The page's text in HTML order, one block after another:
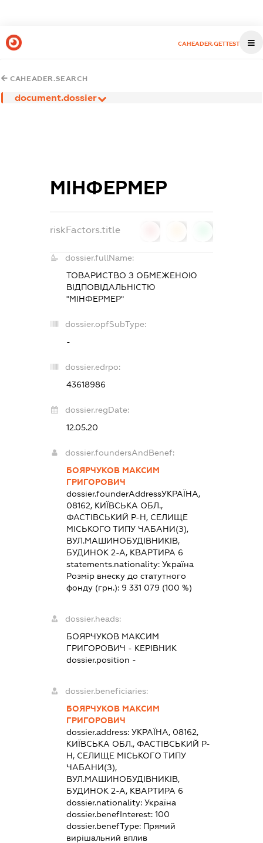
CAHEADER.GETTEST
CAHEADER.SEARCH
document.dossier
МІНФЕРМЕР
riskFactors.title
dossier.fullName:
ТОВАРИСТВО З ОБМЕЖЕНОЮ
ВІДПОВІДАЛЬНІСТЮ
"МІНФЕРМЕР"
dossier.opfSubType:
-
dossier.edrpo:
43618986
dossier.regDate:
12.05.20
dossier.foundersAndBenef:
БОЯРЧУКОВ МАКСИМ
ГРИГОРОВИЧ
dossier.founderAddressУКРАЇНА,
08162, КИЇВСЬКА ОБЛ.,
ФАСТІВСЬКИЙ Р-Н, СЕЛИЩЕ
МІСЬКОГО ТИПУ ЧАБАНИ(З),
ВУЛ.МАШИНОБУДІВНИКІВ,
БУДИНОК 2-А, КВАРТИРА 6
statements.nationality: Україна
Розмір внеску до статутного
фонду (грн.): 9 331 079 (100 %)
dossier.heads:
БОЯРЧУКОВ МАКСИМ
ГРИГОРОВИЧ - КЕРІВНИК
dossier.position -
dossier.beneficiaries:
БОЯРЧУКОВ МАКСИМ
ГРИГОРОВИЧ
dossier.address: УКРАЇНА, 08162,
КИЇВСЬКА ОБЛ., ФАСТІВСЬКИЙ Р-
Н, СЕЛИЩЕ МІСЬКОГО ТИПУ
ЧАБАНИ(З),
ВУЛ.МАШИНОБУДІВНИКІВ,
БУДИНОК 2-А, КВАРТИРА 6
dossier.nationality: Україна
dossier.benefInterest: 100
dossier.benefType: Прямий
вирішальний вплив